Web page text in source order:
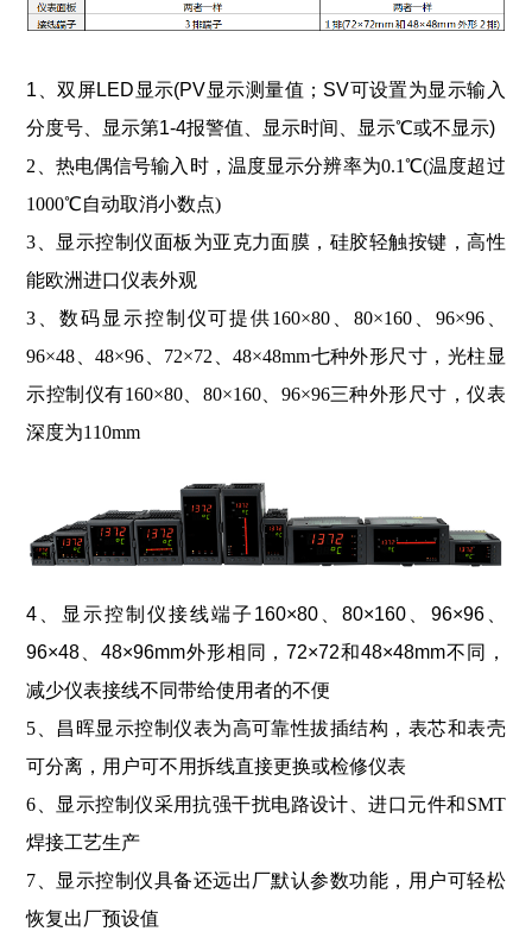
1、双屏LED显示(PV显示测量值；SV可设置为显示输入
分度号、显示第1-4报警值、显示时间、显示℃或不显示)
2、热电偶信号输入时，温度显示分辨率为0.1℃(温度超过
1000℃自动取消小数点)
3、显示控制仪面板为亚克力面膜，硅胶轻触按键，高性
能欧洲进口仪表外观
3、数码显示控制仪可提供160×80、80×160、96×96、
96×48、48×96、72×72、48×48mm七种外形尺寸，光柱显
示控制仪有160×80、80×160、96×96三种外形尺寸，仪表
深度为110mm
4、显示控制仪接线端子160×80、80×160、96×96、
96×48、48×96mm外形相同，72×72和48×48mm不同，
减少仪表接线不同带给使用者的不便
5、昌晖显示控制仪表为高可靠性拔插结构，表芯和表壳
可分离，用户可不用拆线直接更换或检修仪表
6、显示控制仪采用抗强干扰电路设计、进口元件和SMT
焊接工艺生产
7、显示控制仪具备还远出厂默认参数功能，用户可轻松
恢复出厂预设值